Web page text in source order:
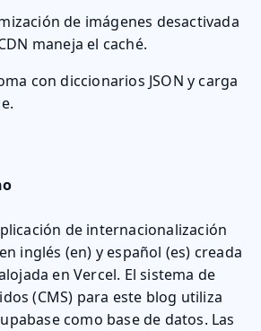
de imágenes desactivada
maneja el caché.
con diccionarios JSON y carga
de internacionalización
inglés (en) y español (es) creada
en Vercel. El sistema de
(CMS) para este blog utiliza
como base de datos. Las